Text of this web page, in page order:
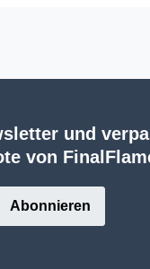
und
von
Abonnieren